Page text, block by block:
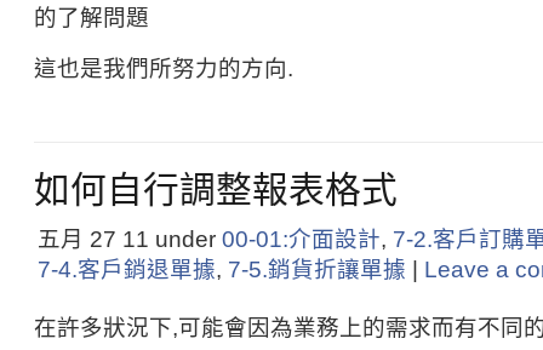
的了解問題
這也是我們所努力的方向.
如何自行調整報表格式
五月 27 11 under 00-01:介面設計, 7-2.客戶訂購
7-4.客戶銷退單據, 7-5.銷貨折讓單據 Leave a
在許多狀況下,可能會因為業務上的需求而有不同